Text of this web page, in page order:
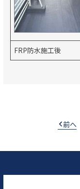
FRP防水施工後
前へ